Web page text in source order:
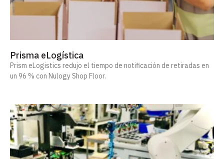
Prisma eLogística
Prism eLogistics redujo el tiempo de notificación de retiradas en
un 96 % con Nulogy Shop Floor.